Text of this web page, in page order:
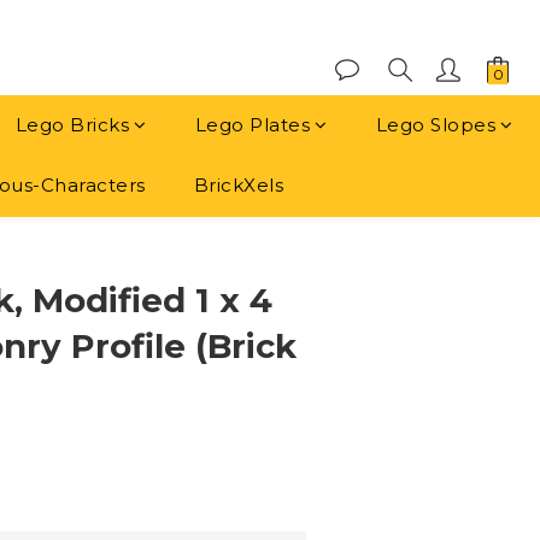
Lego Bricks Lego Plates Lego Slopes
Characters BrickXels
Modified 1 x 4
Profile (Brick